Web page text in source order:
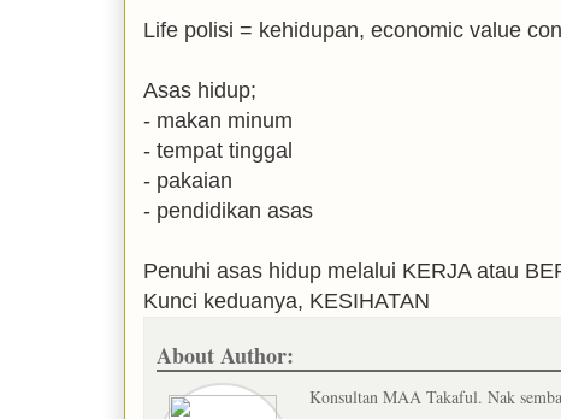
Life polisi = kehidupan, economic value
Asas hidup;
- makan minum
- tempat tinggal
- pakaian
- pendidikan asas
Penuhi asas hidup melalui KERJA atau
Kunci keduanya, KESIHATAN
About Author:
Konsultan MAA Takaful. Nak